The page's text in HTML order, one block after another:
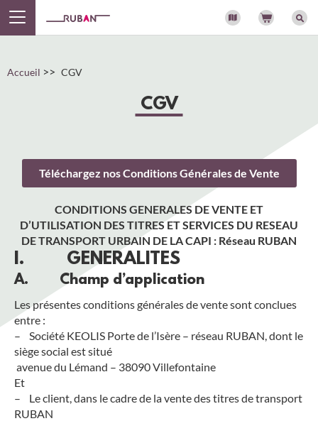
Accueil >> CGV
CGV
Téléchargez nos Conditions Générales de Vente
CONDITIONS GENERALES DE VENTE ET
D’UTILISATION DES TITRES ET SERVICES DU RESEAU
DE TRANSPORT URBAIN DE LA CAPI : Réseau RUBAN
I. GENERALITES
A. Champ d’application
Les présentes conditions générales de vente sont conclues
entre :
– Société KEOLIS Porte de l’Isère – réseau RUBAN, dont le
siège social est situé
avenue du Lémand – 38090 Villefontaine
Et
– Le client, dans le cadre de la vente des titres de transport
RUBAN